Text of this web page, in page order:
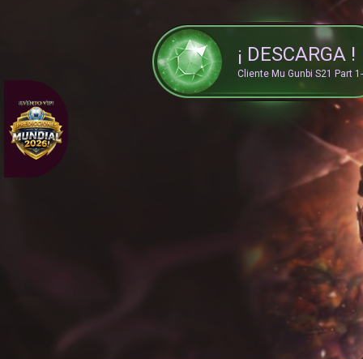
¡ DESCARGA !
Cliente Mu Gunbi S21 Part